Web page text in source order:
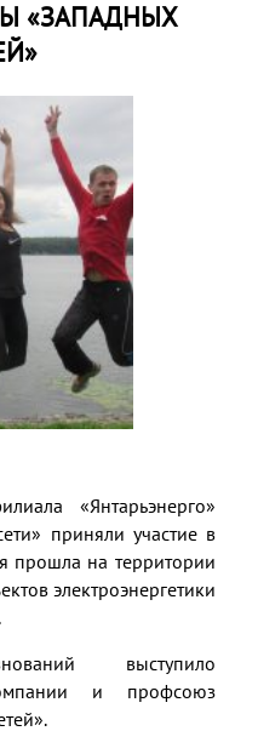
«ЗАПАДНЫХ
«Янтарьэнерго»
приняли участие в
прошла на территории
электроэнергетики
выступило
и профсоюз